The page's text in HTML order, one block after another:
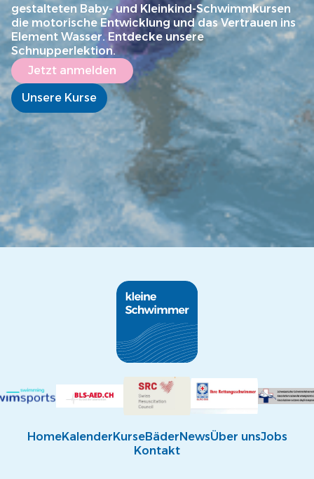
gestalteten Baby- und Kleinkind-Schwimmkursen
die motorische Entwicklung und das Vertrauen ins
Element Wasser. Entdecke unsere
Schnupperlektion.
Jetzt anmelden
Unsere Kurse
HomeKalenderKurseBäderNewsÜber unsJobs
Kontakt